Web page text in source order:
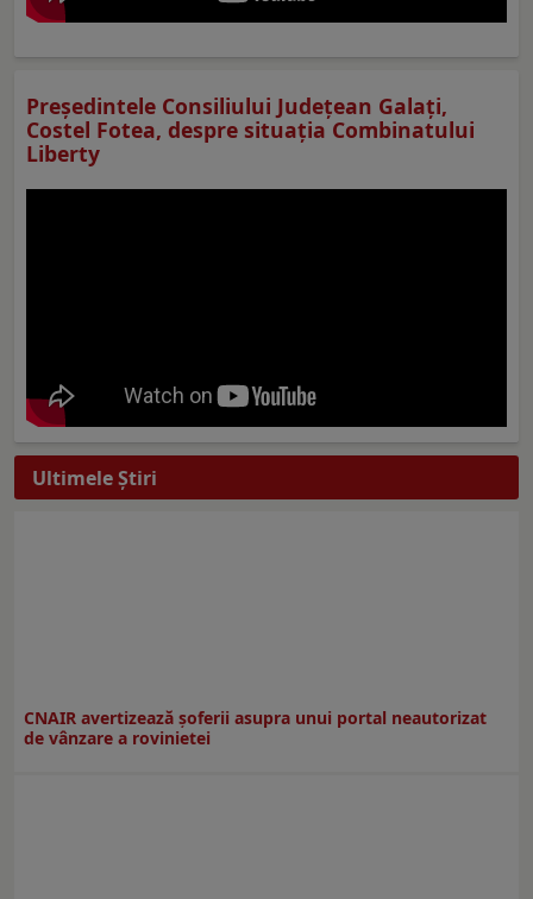
Preşedintele Consiliului Judeţean Galaţi,
Costel Fotea, despre situaţia Combinatului
Liberty
Ultimele Ştiri
CNAIR avertizează șoferii asupra unui portal neautorizat
de vânzare a rovinietei